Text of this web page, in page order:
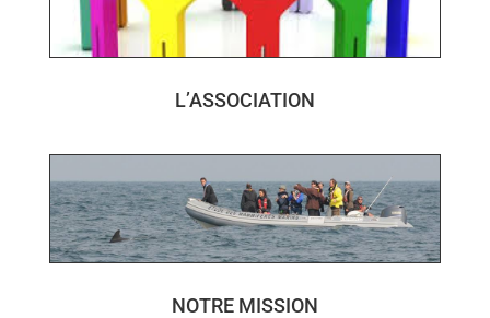
L’ASSOCIATION
NOTRE MISSION